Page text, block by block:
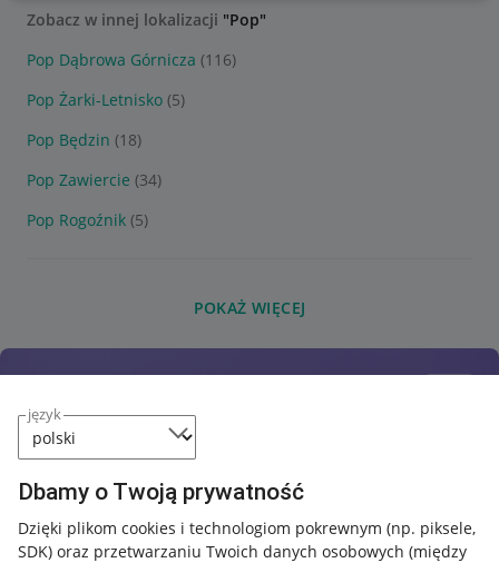
język
Dbamy o Twoją prywatność
Dzięki plikom cookies i technologiom pokrewnym (np. piksele,
SDK) oraz przetwarzaniu Twoich danych osobowych (między
Zobacz w innej lokalizacji "Pop"
Pop Dąbrowa Górnicza (116)
Pop Żarki-Letnisko (5)
Pop Będzin (18)
Pop Zawiercie (34)
Pop Rogoźnik (5)
POKAŻ WIĘCEJ